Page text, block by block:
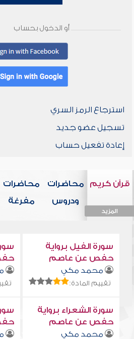
أو الدخول بحساب
استرجاع الرمز السري
تسجيل عضو جديد
إعادة تفعيل حساب
قرآن كريم
المزيد
محاضرات
ودروس
محاضرات
مفرغة
سورة الفيل برواية
حفص عن عاصم
محمد مكي
تقييم المادة:
سورة الشعراء برواية
حفص عن عاصم
محمد مكي